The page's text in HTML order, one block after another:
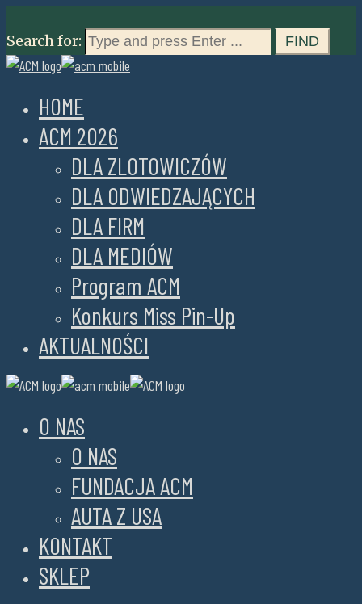
Search for:
HOME
ACM 2026
DLA ZLOTOWICZÓW
DLA ODWIEDZAJĄCYCH
DLA FIRM
DLA MEDIÓW
Program ACM
Konkurs Miss Pin-Up
AKTUALNOŚCI
O NAS
O NAS
FUNDACJA ACM
AUTA Z USA
KONTAKT
SKLEP